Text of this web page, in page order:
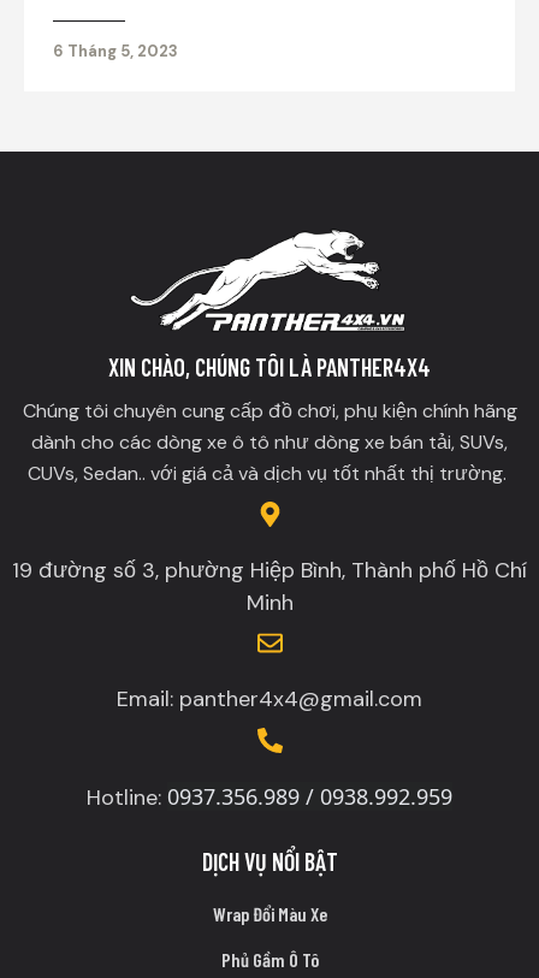
6 Tháng 5, 2023
XIN CHÀO, CHÚNG TÔI LÀ PANTHER4X4
Chúng tôi chuyên cung cấp đồ chơi, phụ kiện chính hãng
dành cho các dòng xe ô tô như dòng xe bán tải, SUVs,
CUVs, Sedan.. với giá cả và dịch vụ tốt nhất thị trường.
19 đường số 3, phường Hiệp Bình, Thành phố Hồ Chí
Minh
Email: panther4x4@gmail.com
Hotline: 0937.356.989 / 0938.992.959
DỊCH VỤ NỔI BẬT
Wrap Đổi Màu Xe
Phủ Gầm Ô Tô